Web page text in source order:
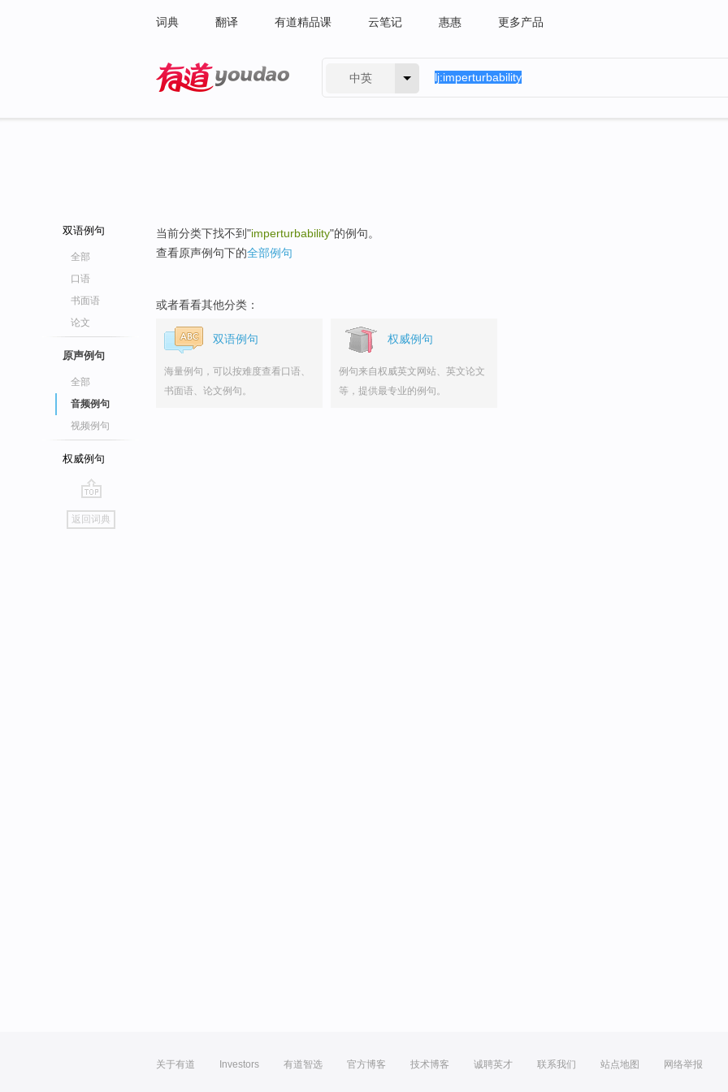
词典 翻译 有道精品课 云笔记 惠惠 更多产品
中英
双语例句
全部
口语
书面语
论文
原声例句
全部
音频例句
视频例句
权威例句
go
top
返回词典
当前分类下找不到"imperturbability"的例句。
查看原声例句下的全部例句
或者看看其他分类：
双语例句
海量例句，可以按难度查看口语、
书面语、论文例句。
权威例句
例句来自权威英文网站、英文论文
等，提供最专业的例句。
关于有道 Investors 有道智选 官方博客 技术博客 诚聘英才 联系我们 站点地图 网络举报